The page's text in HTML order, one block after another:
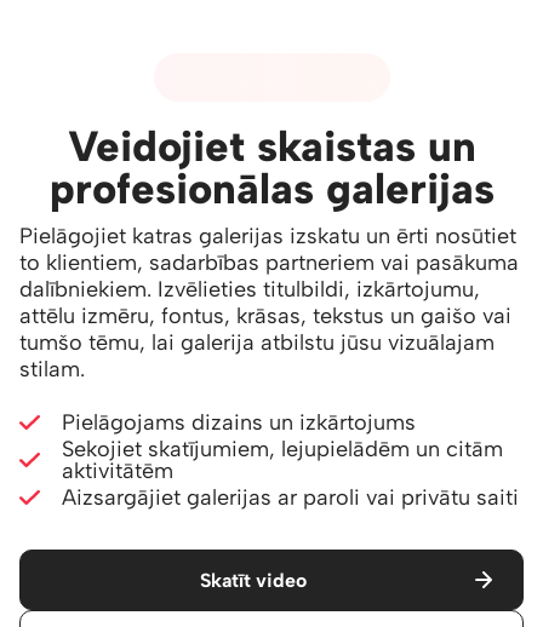
Veidojiet skaistas un
profesionālas galerijas
Pielāgojiet katras galerijas izskatu un ērti nosūtiet
to klientiem, sadarbības partneriem vai pasākuma
dalībniekiem. Izvēlieties titulbildi, izkārtojumu,
attēlu izmēru, fontus, krāsas, tekstus un gaišo vai
tumšo tēmu, lai galerija atbilstu jūsu vizuālajam
stilam.
Pielāgojams dizains un izkārtojums
Sekojiet skatījumiem, lejupielādēm un citām
aktivitātēm
Aizsargājiet galerijas ar paroli vai privātu saiti
Skatīt video